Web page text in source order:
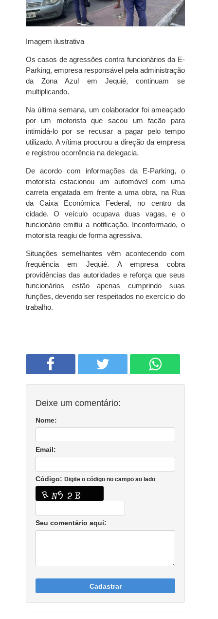
Imagem ilustrativa
Os casos de agressões contra funcionários da E-
Parking, empresa responsável pela administração
da Zona Azul em Jequié, continuam se
multiplicando.
Na última semana, um colaborador foi ameaçado
por um motorista que sacou um facão para
intimidá-lo por se recusar a pagar pelo tempo
utilizado. A vítima procurou a direção da empresa
e registrou ocorrência na delegacia.
De acordo com informações da E-Parking, o
motorista estacionou um automóvel com uma
carreta engatada em frente a uma obra, na Rua
da Caixa Econômica Federal, no centro da
cidade. O veículo ocupava duas vagas, e o
funcionário emitiu a notificação. Inconformado, o
motorista reagiu de forma agressiva.
Situações semelhantes vêm acontecendo com
frequência em Jequié. A empresa cobra
providências das autoridades e reforça que seus
funcionários estão apenas cumprindo suas
funções, devendo ser respeitados no exercício do
trabalho.
Deixe um comentário:
Nome:
Email:
Código: Digite o código no campo ao lado
Seu comentário aqui:
Cadastrar